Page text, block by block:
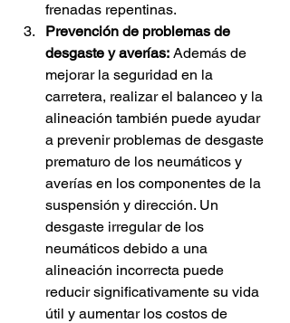
frenadas repentinas.
Prevención de problemas de
desgaste y averías: Además de
mejorar la seguridad en la
carretera, realizar el balanceo y la
alineación también puede ayudar
a prevenir problemas de desgaste
prematuro de los neumáticos y
averías en los componentes de la
suspensión y dirección. Un
desgaste irregular de los
neumáticos debido a una
alineación incorrecta puede
reducir significativamente su vida
útil y aumentar los costos de